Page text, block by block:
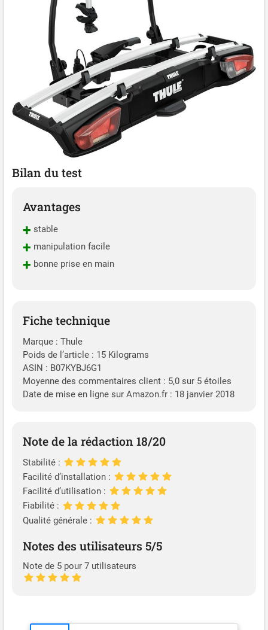
Bilan du test
Avantages
+ stable
+ manipulation facile
+ bonne prise en main
Fiche technique
Marque : Thule
Poids de l’article : 15 Kilograms
ASIN : B07KYBJ6G1
Moyenne des commentaires client : 5,0 sur 5 étoiles
Date de mise en ligne sur Amazon.fr : 18 janvier 2018
Note de la rédaction 18/20
Stabilité :
Facilité d’installation :
Facilité d’utilisation :
Fiabilité :
Qualité générale :
Notes des utilisateurs 5/5
Note de 5 pour 7 utilisateurs